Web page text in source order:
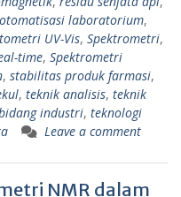
laboratorium,
UV-Vis, Spektrometri,
time, Spektrometri
, stabilitas produk farmasi,
, teknik analisis, teknik
industri, teknologi
Leave a comment
NMR dalam